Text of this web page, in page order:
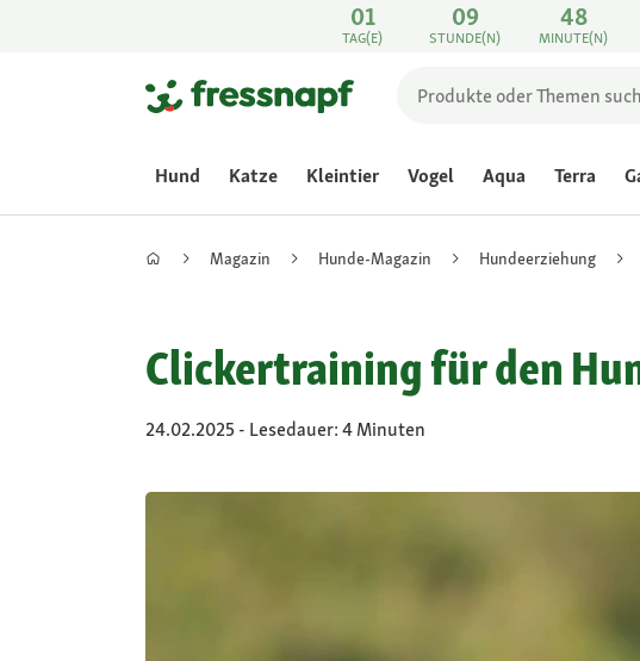
01
TAG(E)
09
STUNDE(N)
48
MINUTE(N)
Hund Katze Kleintier Vogel Aqua Terra
Magazin Hunde-Magazin Hundeerziehung
Clickertraining für den
24.02.2025 - Lesedauer: 4 Minuten